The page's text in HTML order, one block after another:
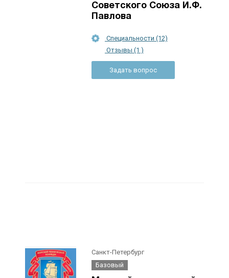
Советского Союза И.Ф.
Павлова
Специальности (12)
Отзывы (1 )
Задать вопрос
Санкт-Петербург
Базовый